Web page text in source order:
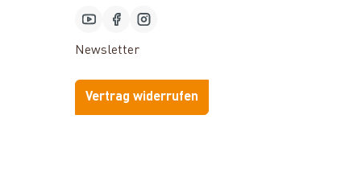
Newsletter
Vertrag widerrufen